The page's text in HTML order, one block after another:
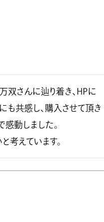
双さんに辿り着き、HPに
も共感し、購入させて頂き
感動しました。